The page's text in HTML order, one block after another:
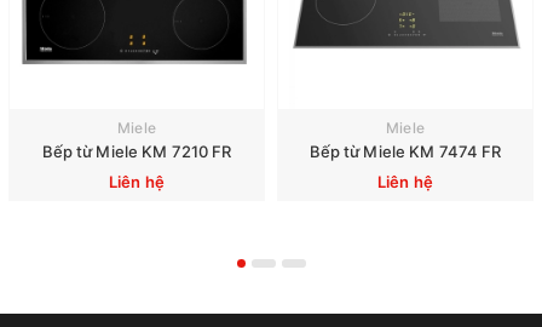
Miele
Bếp từ Miele KM 7210 FR
Liên hệ
Miele
Bếp từ Miele KM 7474 FR
Liên hệ